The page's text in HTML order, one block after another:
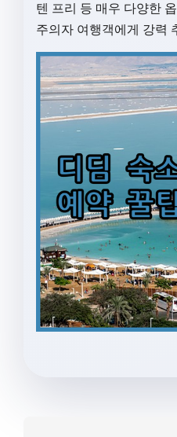
텐 프리 등 매우 다양한
주의자 여행객에게 강력